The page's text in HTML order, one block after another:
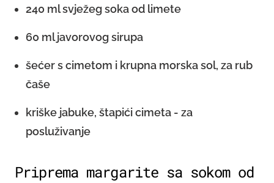
240 ml svježeg soka od limete
60 ml javorovog sirupa
šećer s cimetom i krupna morska sol, za rub
čaše
kriške jabuke, štapići cimeta - za
posluživanje
Priprema margarite sa sokom od